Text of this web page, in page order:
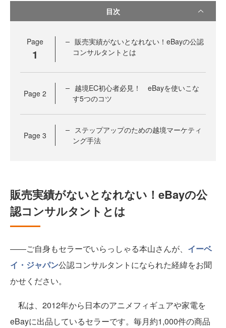
目次
Page
1
販売実績がないとなれない！eBayの公認
コンサルタントとは
Page 2
越境EC初心者必見！ eBayを使いこな
す5つのコツ
Page 3
ステップアップのための越境マーケティ
ング手法
販売実績がないとなれない！eBayの公
認コンサルタントとは
――ご自身もセラーでいらっしゃる本山さんが、 イーベ
イ・ジャパン公認コンサルタントになられた経緯をお聞
かせください。
私は、2012年から日本のアニメフィギュアや家電を
eBayに出品しているセラーです。毎月約1,000件の商品